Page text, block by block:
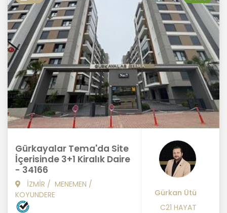
Gürkayalar Tema'da Site
İçerisinde 3+1 Kiralık Daire
- 34166
İZMİR / MENEMEN /
KOYUNDERE
Gürkan Ütü
C21 HAYAT